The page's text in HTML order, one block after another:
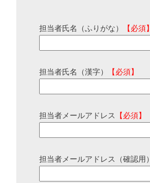
担当者氏名（ふりがな） 【必須】
担当者氏名（漢字） 【必須】
担当者メールアドレス 【必須】
担当者メールアドレス（確認用）